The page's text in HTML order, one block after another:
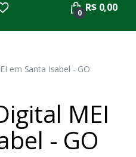
0 R$ 0,00
em Santa Isabel - GO
MEI
- GO